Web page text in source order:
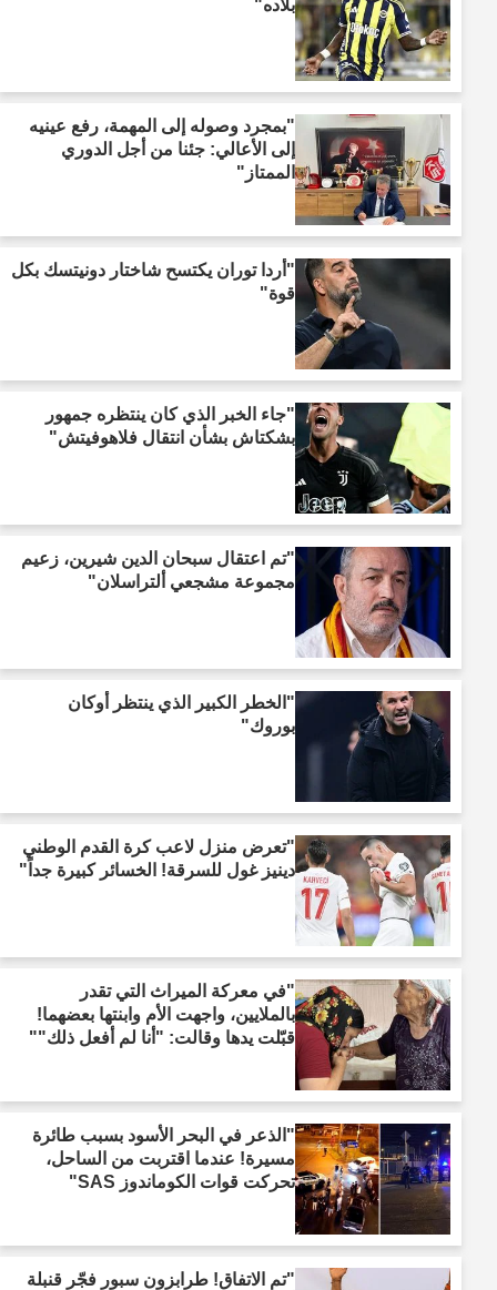
بلاده"
"بمجرد وصوله إلى المهمة، رفع عينيه
إلى الأعالي: جئنا من أجل الدوري
الممتاز"
"أردا توران يكتسح شاختار دونيتسك بكل
قوة"
"جاء الخبر الذي كان ينتظره جمهور
بشكتاش بشأن انتقال فلاهوفيتش"
"تم اعتقال سبحان الدين شيرين، زعيم
مجموعة مشجعي ألتراسلان"
"الخطر الكبير الذي ينتظر أوكان
بوروك"
"تعرض منزل لاعب كرة القدم الوطني
دينيز غول للسرقة! الخسائر كبيرة جداً"
"في معركة الميراث التي تقدر
بالملايين، واجهت الأم وابنتها بعضهما!
قبّلت يدها وقالت: "أنا لم أفعل ذلك""
"الذعر في البحر الأسود بسبب طائرة
مسيرة! عندما اقتربت من الساحل،
تحركت قوات الكوماندوز SAS"
"تم الاتفاق! طرابزون سبور فجّر قنبلة